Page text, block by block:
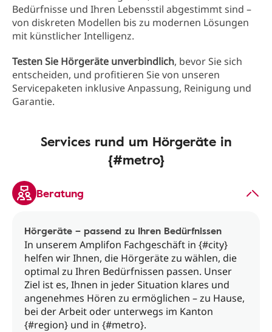
Bedürfnisse und Ihren Lebensstil abgestimmt sind –
von diskreten Modellen bis zu modernen Lösungen
mit künstlicher Intelligenz.
Testen Sie Hörgeräte unverbindlich, bevor Sie sich
entscheiden, und profitieren Sie von unseren
Servicepaketen inklusive Anpassung, Reinigung und
Garantie.
Services rund um Hörgeräte in
{#metro}
Beratung
Hörgeräte – passend zu Ihren Bedürfnissen
In unserem Amplifon Fachgeschäft in {#city}
helfen wir Ihnen, die Hörgeräte zu wählen, die
optimal zu Ihren Bedürfnissen passen. Unser
Ziel ist es, Ihnen in jeder Situation klares und
angenehmes Hören zu ermöglichen – zu Hause,
bei der Arbeit oder unterwegs im Kanton
{#region} und in {#metro}.